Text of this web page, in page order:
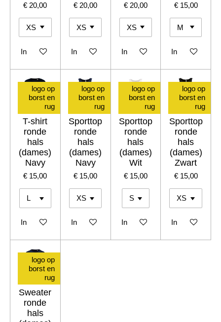
€ 20,00
In winkelwagen
€ 20,00
In winkelwagen
€ 20,00
In winkelwagen
€ 15,00
In winkelwagen
logo op
borst en
rug
T-shirt
ronde
hals
(dames)
Navy
€ 15,00
In winkelwagen
logo op
borst en
rug
Sporttop
ronde
hals
(dames)
Navy
€ 15,00
In winkelwagen
logo op
borst en
rug
Sporttop
ronde
hals
(dames)
Wit
€ 15,00
In winkelwagen
logo op
borst en
rug
Sporttop
ronde
hals
(dames)
Zwart
€ 15,00
In winkelwagen
logo op
borst en
rug
Sweater
ronde
hals